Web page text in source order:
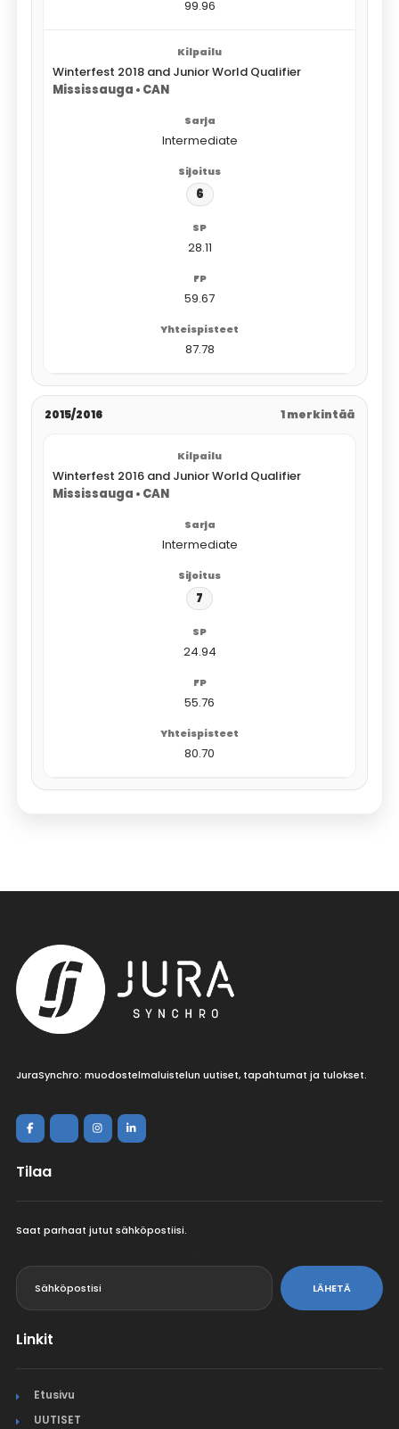
99.96
Winterfest 2018 and Junior World Qualifier
Mississauga • CAN
Intermediate
6
28.11
59.67
87.78
2015/2016 1 merkintää
Winterfest 2016 and Junior World Qualifier
Mississauga • CAN
Intermediate
7
24.94
55.76
80.70
JuraSynchro: muodostelmaluistelun uutiset, tapahtumat ja tulokset.
Tilaa
Saat parhaat jutut sähköpostiisi.
LÄHETÄ
Linkit
Etusivu
UUTISET